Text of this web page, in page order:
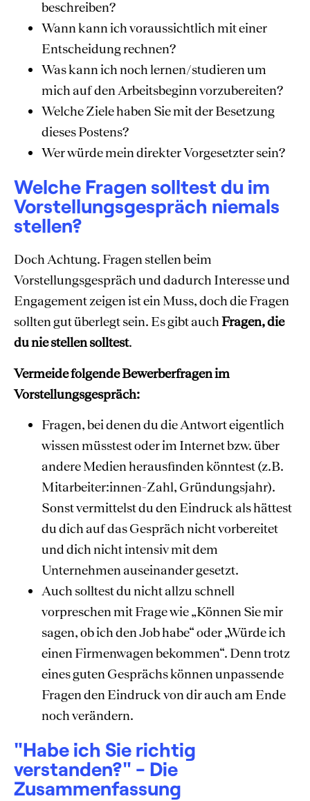
beschreiben?
Wann kann ich voraussichtlich mit einer
Entscheidung rechnen?
Was kann ich noch lernen/studieren um
mich auf den Arbeitsbeginn vorzubereiten?
Welche Ziele haben Sie mit der Besetzung
dieses Postens?
Wer würde mein direkter Vorgesetzter sein?
Welche Fragen solltest du im
Vorstellungsgespräch niemals
stellen?
Doch Achtung. Fragen stellen beim
Vorstellungsgespräch und dadurch Interesse und
Engagement zeigen ist ein Muss, doch die Fragen
sollten gut überlegt sein. Es gibt auchFragen, die
du nie stellen solltest.
Vermeide folgende Bewerberfragen im
Vorstellungsgespräch:
Fragen, bei denen du die Antwort eigentlich
wissen müsstest oder im Internet bzw. über
andere Medien herausfinden könntest (z.B.
Mitarbeiter:innen-Zahl, Gründungsjahr).
Sonst vermittelst du den Eindruck als hättest
du dich auf das Gespräch nicht vorbereitet
und dich nicht intensiv mit dem
Unternehmen auseinander gesetzt.
Auch solltest du nicht allzu schnell
vorpreschen mit Frage wie „Können Sie mir
sagen, ob ich den Job habe“ oder „Würde ich
einen Firmenwagen bekommen“. Denn trotz
eines guten Gesprächs können unpassende
Fragen den Eindruck von dir auch am Ende
noch verändern.
"Habe ich Sie richtig
verstanden?" - Die
Zusammenfassung